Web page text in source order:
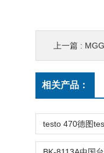
上一篇 :
相关产品：